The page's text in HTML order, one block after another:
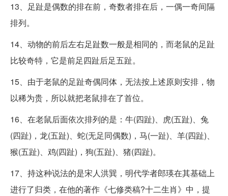
13、足趾是偶数的排在前，奇数者排在后，一偶一奇间隔
排列。
14、动物的前后左右足趾数一般是相同的，而老鼠的足趾
比较奇特，它是前足四趾后足五趾。
15、由于老鼠的足趾奇偶同体，无法按上述原则安排，物
以稀为贵，所以就把老鼠排在了首位。
16、在老鼠后面依次排列的是：牛(四趾)、虎(五趾)、兔
(四趾)，龙(五趾)、蛇(无足同偶数)，马(一趾)、羊(四趾)、
猴(五趾)、鸡(四趾)，狗(五趾)、猪(四趾)。
17、持这种说法的是宋人洪巽，明代学者郎瑛在其基础上
进行了归类，在他的著作《七修类稿?十二生肖》中，提